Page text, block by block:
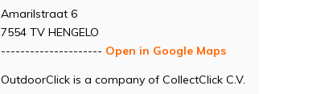
Amarilstraat 6
7554 TV HENGELO
--------------------- Open in Google Maps
OutdoorClick is a company of CollectClick C.V.